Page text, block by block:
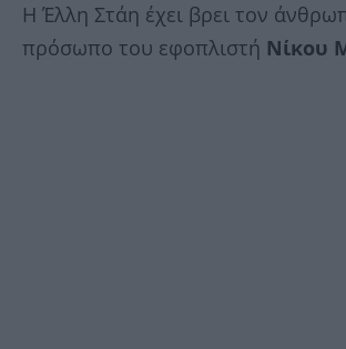
Η Έλλη Στάη έχει βρει τον
πρόσωπο του εφοπλιστή Νίκου